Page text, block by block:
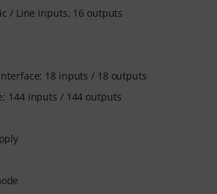
/ Line inputs, 16 outputs
18 inputs / 18 outputs
144 inputs / 144 outputs